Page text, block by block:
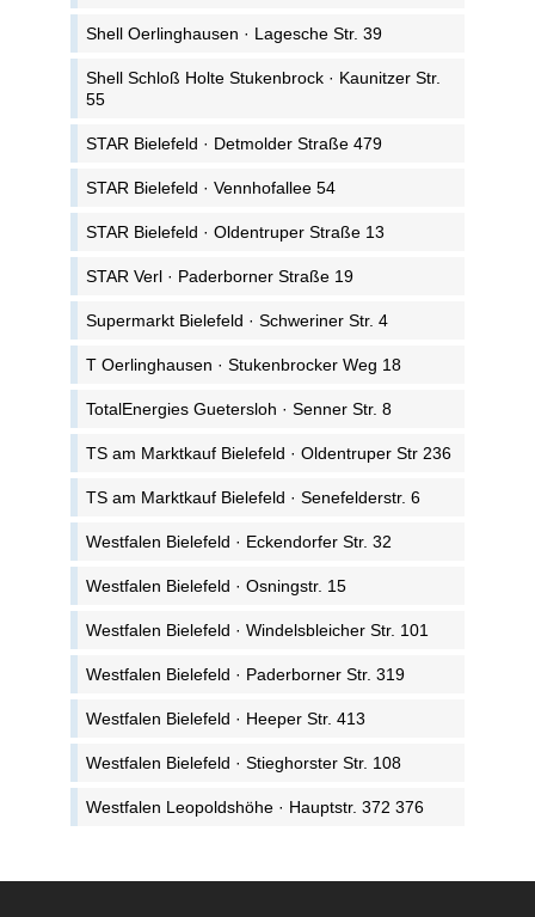
Shell Oerlinghausen · Lagesche Str. 39
Shell Schloß Holte Stukenbrock · Kaunitzer Str.
55
STAR Bielefeld · Detmolder Straße 479
STAR Bielefeld · Vennhofallee 54
STAR Bielefeld · Oldentruper Straße 13
STAR Verl · Paderborner Straße 19
Supermarkt Bielefeld · Schweriner Str. 4
T Oerlinghausen · Stukenbrocker Weg 18
TotalEnergies Guetersloh · Senner Str. 8
TS am Marktkauf Bielefeld · Oldentruper Str 236
TS am Marktkauf Bielefeld · Senefelderstr. 6
Westfalen Bielefeld · Eckendorfer Str. 32
Westfalen Bielefeld · Osningstr. 15
Westfalen Bielefeld · Windelsbleicher Str. 101
Westfalen Bielefeld · Paderborner Str. 319
Westfalen Bielefeld · Heeper Str. 413
Westfalen Bielefeld · Stieghorster Str. 108
Westfalen Leopoldshöhe · Hauptstr. 372 376